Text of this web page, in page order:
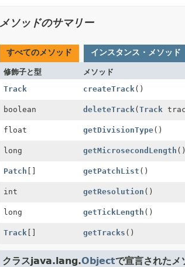
メソッドのサマリー
すべてのメソッド インスタンス・メソッド
修飾子と型 メソッド
Track
createTrack()
boolean deleteTrack(Track
float getDivisionType()
long getMicrosecondLength ()
Patch getPatchList ()
int getResolution ()
long getTickLength ()
Track[] getTracks ()
クラスjava.lang.Objectで宣言されたメ